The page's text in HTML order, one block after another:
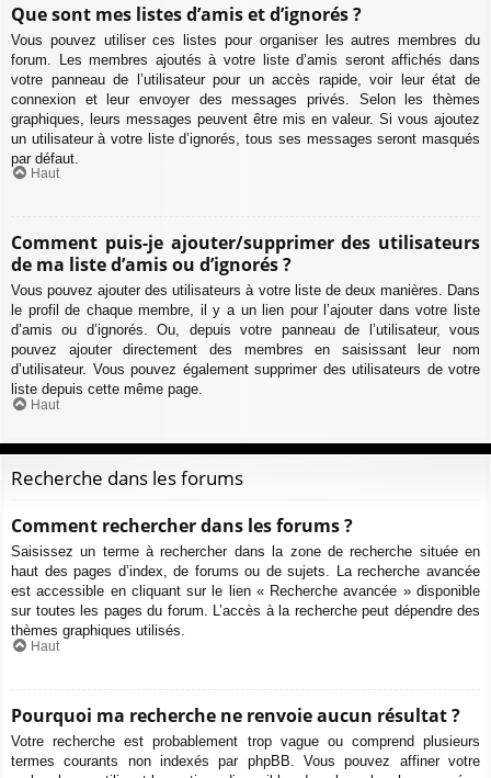
Que sont mes listes d’amis et d’ignorés ?
Vous pouvez utiliser ces listes pour organiser les autres membres du
forum. Les membres ajoutés à votre liste d’amis seront affichés dans
votre panneau de l’utilisateur pour un accès rapide, voir leur état de
connexion et leur envoyer des messages privés. Selon les thèmes
graphiques, leurs messages peuvent être mis en valeur. Si vous ajoutez
un utilisateur à votre liste d’ignorés, tous ses messages seront masqués
par défaut.
Haut
Comment puis-je ajouter/supprimer des utilisateurs
de ma liste d’amis ou d’ignorés ?
Vous pouvez ajouter des utilisateurs à votre liste de deux manières. Dans
le profil de chaque membre, il y a un lien pour l’ajouter dans votre liste
d’amis ou d’ignorés. Ou, depuis votre panneau de l’utilisateur, vous
pouvez ajouter directement des membres en saisissant leur nom
d’utilisateur. Vous pouvez également supprimer des utilisateurs de votre
liste depuis cette même page.
Haut
Recherche dans les forums
Comment rechercher dans les forums ?
Saisissez un terme à rechercher dans la zone de recherche située en
haut des pages d’index, de forums ou de sujets. La recherche avancée
est accessible en cliquant sur le lien « Recherche avancée » disponible
sur toutes les pages du forum. L’accès à la recherche peut dépendre des
thèmes graphiques utilisés.
Haut
Pourquoi ma recherche ne renvoie aucun résultat ?
Votre recherche est probablement trop vague ou comprend plusieurs
termes courants non indexés par phpBB. Vous pouvez affiner votre